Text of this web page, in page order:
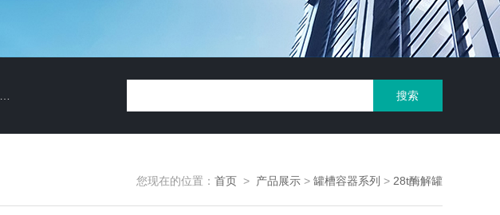
您现在的位置： 首页 > 产品展示 > 罐槽容器系列 > 28t酶解罐